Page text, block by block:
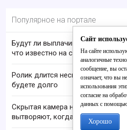
Популярное на портале
Будут ли выплачивать 13-ю
что известно на сегодня
Ролик длится несколько
будете долго
Скрытая камера на пляже
вытворяют, когда их не видят...
Сайт
На сайте
аналогичные
сообщение, вы
означает, что вы
использования
согласие на
данных с помощью
Хорошо